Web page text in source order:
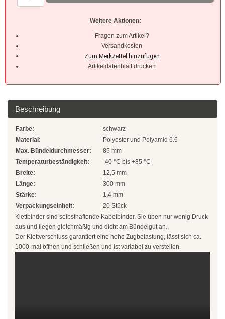
Kabelbinder Sets
Premium-Kabelbinder
Natur
Farbig
Rot
Gelb
Grün
Blau
SONDERANGEBOTE
Edelstahlbinder
Weitere Aktionen:
Fragen zum Artikel?
Versandkosten
Artikeldatenblatt drucken
Beschreibung
Farbe:
schwarz
Material:
Polyester und Polyamid 6.6
Max. Bündeldurchmesser:
85 mm
Temperaturbeständigkeit:
-40 °C bis +85 °C
Breite:
12,5 mm
Länge:
300 mm
Stärke:
1,4 mm
Verpackungseinheit:
20 Stück
Klettbinder sind selbsthaftende Kabelbinder. Sie üben nur wenig Druck
aus und liegen gleichmäßig und dicht am Bündelgut an.
Der Klettverschluss garantiert eine hohe Zugbelastung, lässt sich ca.
1000-mal öffnen und schließen und ist variabel zu verstellen.